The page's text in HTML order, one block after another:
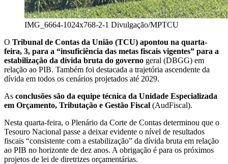
IMG_6664-1024x768-2-1 Divulgação/MPTCU
O Tribunal de Contas da União (TCU) apontou na quarta-
feira, 3, para a “insuficiência das metas fiscais vigentes” para a
estabilização da dívida bruta do governo geral (DBGG) em
relação ao PIB. Também foi destacada a trajetória ascendente da
dívida em todos os cenários projetados até 2029.
As conclusões são da equipe técnica da Unidade Especializada
em Orçamento, Tributação e Gestão Fiscal (AudFiscal).
Nesta quarta-feira, o Plenário da Corte de Contas determinou que o
Tesouro Nacional passe a deixar evidente o nível de resultados
fiscais “consistente com a estabilização” da dívida bruta em relação
ao PIB no horizonte de dez anos. A obrigação é para os próximos
projetos de lei de diretrizes orçamentárias.